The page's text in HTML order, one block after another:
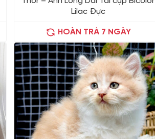
Lilac Đực
HOÀN TRẢ 7 NGÀY